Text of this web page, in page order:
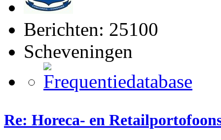
Berichten: 25100
Scheveningen
Re: Horeca- en